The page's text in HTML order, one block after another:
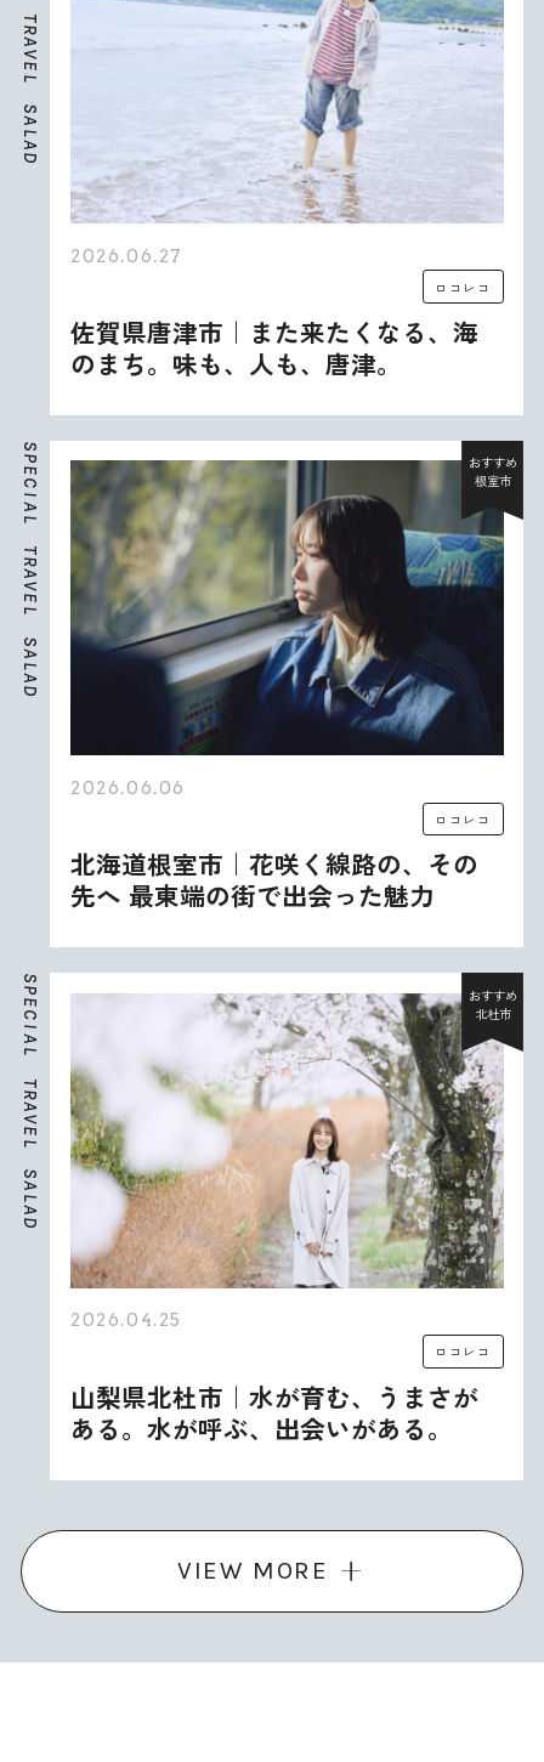
T
R
A
V
E
L
S
A
L
A
D
2026.06.27
ロコレコ
佐賀県唐津市｜また来たくなる、海
のまち。味も、人も、唐津。
S
P
E
C
I
A
L
T
R
A
V
E
L
S
A
L
A
D
おすすめ
根室市
2026.06.06
ロコレコ
北海道根室市｜花咲く線路の、その
先へ 最東端の街で出会った魅力
S
P
E
C
I
A
L
T
R
A
V
E
L
S
A
L
A
D
おすすめ
北杜市
2026.04.25
ロコレコ
山梨県北杜市｜水が育む、うまさが
ある。水が呼ぶ、出会いがある。
VIEW MORE